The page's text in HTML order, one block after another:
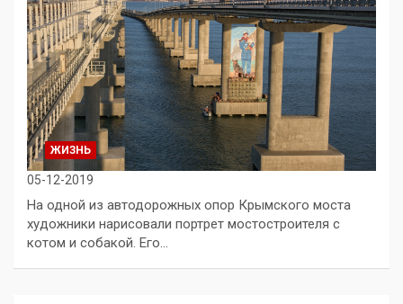
ЖИЗНЬ
05-12-2019
На одной из автодорожных опор Крымского моста
художники нарисовали портрет мостостроителя с
котом и собакой. Его…